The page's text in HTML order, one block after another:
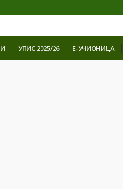
УПИС 2025/26 Е-УЧИОНИЦА